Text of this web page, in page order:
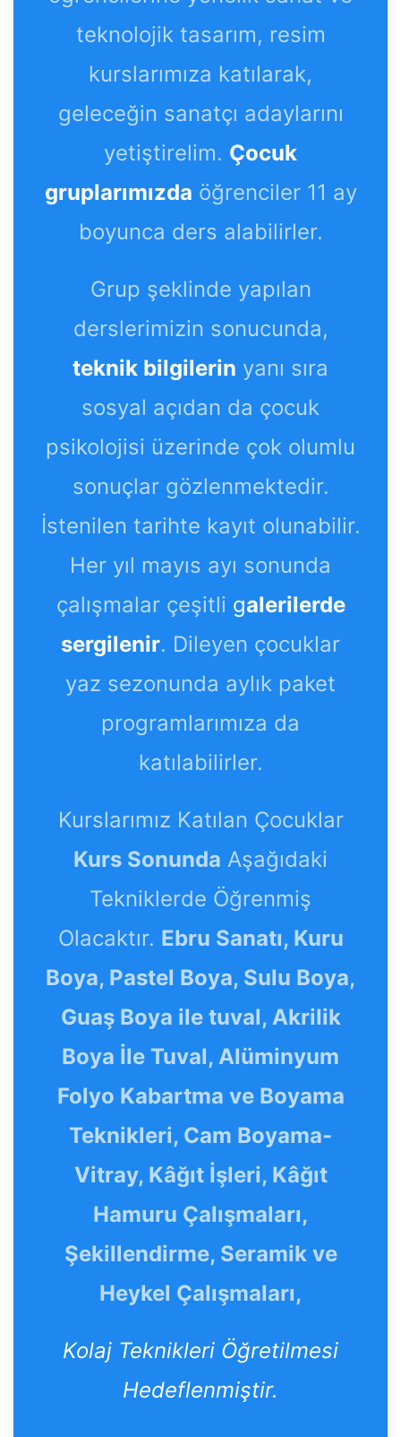
teknolojik tasarım, resim
kurslarımıza katılarak,
geleceğin sanatçı adaylarını
yetiştirelim. Çocuk
gruplarımızda öğrenciler 11 ay
boyunca ders alabilirler.
Grup şeklinde yapılan
derslerimizin sonucunda,
teknik bilgilerin yanı sıra
sosyal açıdan da çocuk
psikolojisi üzerinde çok olumlu
sonuçlar gözlenmektedir.
İstenilen tarihte kayıt olunabilir.
Her yıl mayıs ayı sonunda
çalışmalar çeşitli galerilerde
sergilenir. Dileyen çocuklar
yaz sezonunda aylık paket
programlarımıza da
katılabilirler.
Kurslarımız Katılan Çocuklar
Kurs Sonunda Aşağıdaki
Tekniklerde Öğrenmiş
Olacaktır. Ebru Sanatı, Kuru
Boya, Pastel Boya, Sulu Boya,
Guaş Boya ile tuval, Akrilik
Boya İle Tuval, Alüminyum
Folyo Kabartma ve Boyama
Teknikleri, Cam Boyama-
Vitray, Kâğıt İşleri, Kâğıt
Hamuru Çalışmaları,
Şekillendirme, Seramik ve
Heykel Çalışmaları,
Kolaj Teknikleri Öğretilmesi
Hedeflenmiştir.